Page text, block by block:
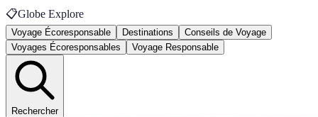
📋Globe Explore
Voyage Écoresponsable Destinations
Conseils de Voyage
Voyages Écoresponsables
Voyage Responsable
Rechercher